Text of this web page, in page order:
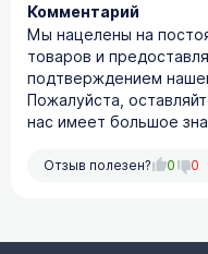
Комментарий
Мы нацелены на
товаров и
подтверждением
Пожалуйста,
нас имеет большое
Отзыв полезен? 0 0